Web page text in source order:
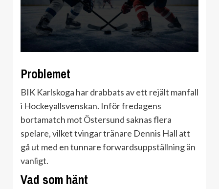
Problemet
BIK Karlskoga har drabbats av ett rejält manfall
i Hockeyallsvenskan. Inför fredagens
bortamatch mot Östersund saknas flera
spelare, vilket tvingar tränare Dennis Hall att
gå ut med en tunnare forwardsuppställning än
vanligt.
Vad som hänt